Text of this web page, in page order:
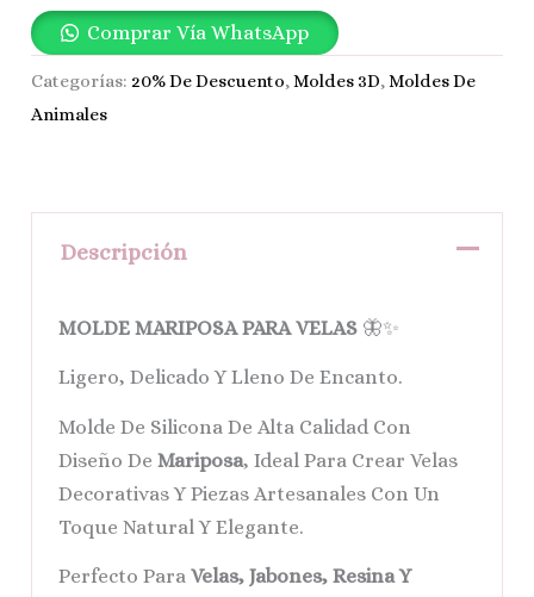
Comprar Vía WhatsApp
Categorías:20% De Descuento,Moldes 3D,Moldes De
Animales
Descripción
MOLDE MARIPOSA PARA VELAS 🦋✨
Ligero, Delicado Y Lleno De Encanto.
Molde De Silicona De Alta Calidad Con
Diseño DeMariposa, Ideal Para Crear Velas
Decorativas Y Piezas Artesanales Con Un
Toque Natural Y Elegante.
Perfecto ParaVelas, Jabones, Resina Y